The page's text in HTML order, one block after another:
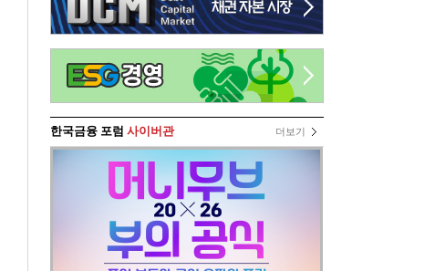
한국금융 포럼 사이버관 더보기